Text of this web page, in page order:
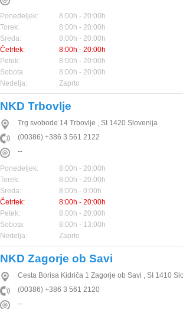
Ponedeljek:
8:00h - 20:00h
Torek:
8:00h - 20:00h
Sreda:
8:00h - 20:00h
Četrtek:
8:00h - 20:00h
Petek:
8:00h - 20:00h
Sobota:
8:00h - 20:00h
Nedelja:
Zaprto
NKD Trbovlje
Trg svobode 14 Trbovlje , SI 1420 Slovenija
(00386) +386 3 561 2122
--
Ponedeljek:
8:00h - 20:00h
Torek:
8:00h - 20:00h
Sreda:
8:00h - 0:00h
Četrtek:
8:00h - 20:00h
Petek:
8:00h - 20:00h
Sobota:
8:00h - 13:00h
Nedelja:
Zaprto
NKD Zagorje ob Savi
Cesta Borisa Kidriča 1 Zagorje ob Savi , SI 1410
(00386) +386 3 561 2120
--